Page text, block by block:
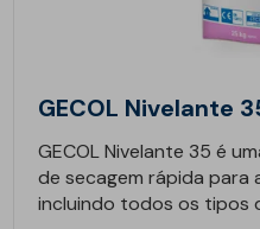
GECOL Nivelante
GECOL Nivelante 35 é
de secagem rápida para
incluindo todos os tipos